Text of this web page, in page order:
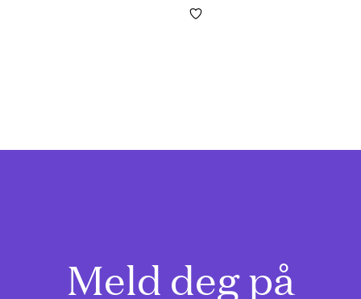
Meld deg på